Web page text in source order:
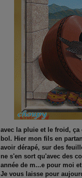
avec la pluie et le froid, ça
bol. Hier mon fils en
avoir dérapé, sur des
ne s'en sort qu'avec des
année de m...e pour moi
Je vous laisse pour